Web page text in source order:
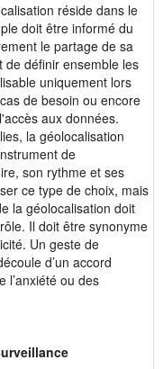
réside dans le
doit être informé du
le partage de sa
de définir ensemble les
uniquement lors
de besoin ou encore
aux données.
la géolocalisation
de
son rythme et ses
ce type de choix, mais
la géolocalisation doit
Il doit être synonyme
Un geste de
d’un accord
l’anxiété ou des